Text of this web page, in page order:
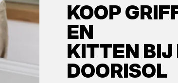
KOOP
EN
KITTEN BIJ
DOORISOL